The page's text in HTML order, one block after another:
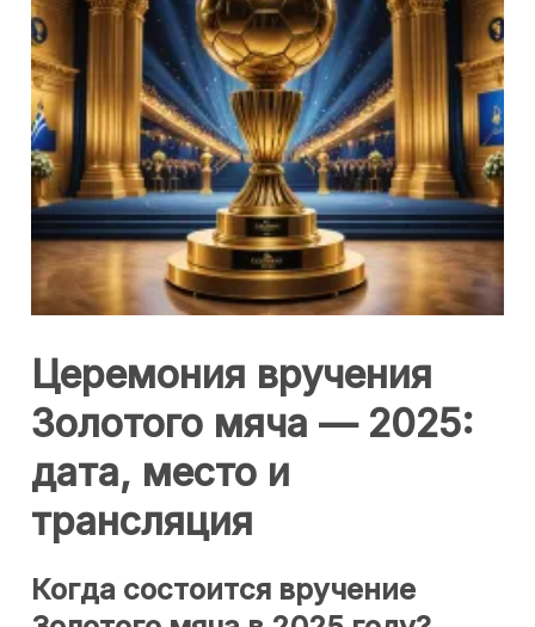
Церемония вручения
Золотого мяча — 2025:
дата, место и
трансляция
Когда состоится вручение